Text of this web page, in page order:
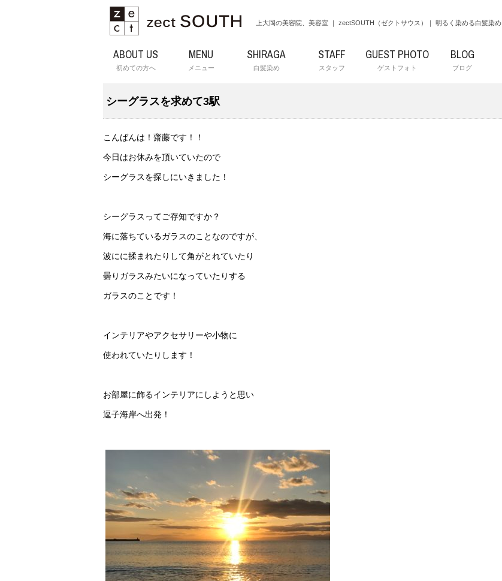
上大岡の美容院、美容室 ｜ zectSOUTH（ゼクトサウス）｜ 明るく染める白髪染め
ABOUT US
初めての方へ
MENU
メニュー
SHIRAGA
白髪染め
STAFF
スタッフ
GUEST PHOTO
ゲストフォト
BLOG
ブログ
シーグラスを求めて3駅
こんばんは！齋藤です！！
今日はお休みを頂いていたので
シーグラスを探しにいきました！
シーグラスってご存知ですか？
海に落ちているガラスのことなのですが、
波にに揉まれたりして角がとれていたり
曇りガラスみたいになっていたりする
ガラスのことです！
インテリアやアクセサリーや小物に
使われていたりします！
お部屋に飾るインテリアにしようと思い
逗子海岸へ出発！